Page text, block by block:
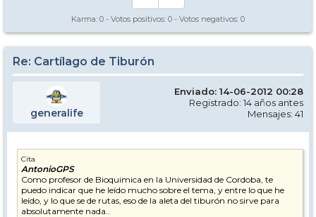
Karma: 0 - Votos positivos: 0 - Votos negativos: 0
Re: Cartílago de Tiburón
generalife
Enviado: 14-06-2012 00:28
Registrado: 14 años antes
Mensajes: 41
Cita
AntonioGPS
Como profesor de Bioquimica en la Universidad de Cordoba, te
puedo indicar que he leído mucho sobre el tema, y entre lo que he
leído, y lo que se de rutas, eso de la aleta del tiburón no sirve para
absolutamente nada..